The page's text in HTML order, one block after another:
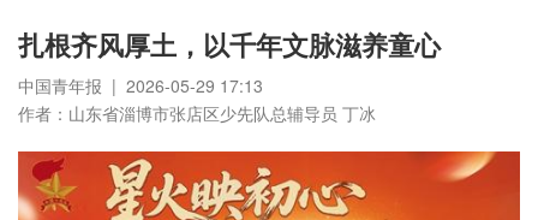
扎根齐风厚土，以千年文脉滋养童心
中国青年报 | 2026-05-29 17:13
作者：山东省淄博市张店区少先队总辅导员 丁冰